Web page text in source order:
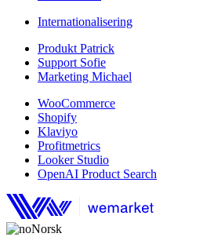
Internationalisering
Produkt Patrick
Support Sofie
Marketing Michael
WooCommerce
Shopify
Klaviyo
Profitmetrics
Looker Studio
OpenAI Product Search
Norsk